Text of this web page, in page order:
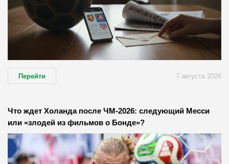
Перейти 7 августа 2026
Что ждет Холанда после ЧМ-2026: следующий Месси
или «злодей из фильмов о Бонде»?